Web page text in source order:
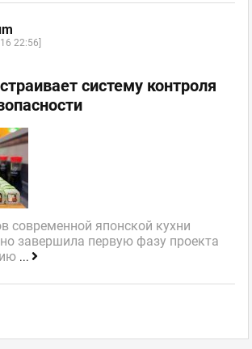
22:56]
систему контроля
современной японской кухни
завершила первую фазу проекта
...